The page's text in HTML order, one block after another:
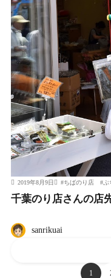
2019年8月9日 #ちばのり店 #ぷ
千葉のり店さんの店
sanrikuai
1